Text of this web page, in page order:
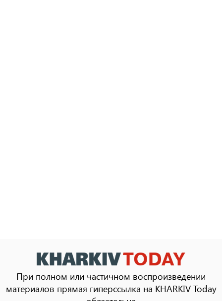
При полном или частичном воспроизведении
материалов прямая гиперссылка на KHARKIV Today